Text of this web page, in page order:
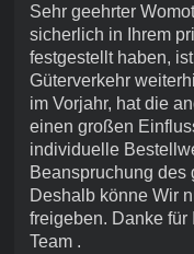
L
Sehr geehrter
sicherlich in Ihrem
festgestellt haben,
Güterverkehr
im Vorjahr, hat die
einen großen
individuelle
Beanspruchung des
Deshalb könne Wir
freigeben. Danke für
Team .